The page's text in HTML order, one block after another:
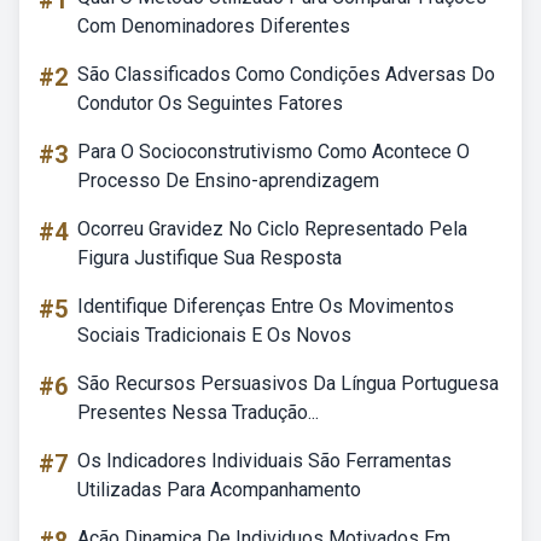
Com Denominadores Diferentes
#2 São Classificados Como Condições Adversas Do
Condutor Os Seguintes Fatores
#3 Para O Socioconstrutivismo Como Acontece O
Processo De Ensino-aprendizagem
#4 Ocorreu Gravidez No Ciclo Representado Pela
Figura Justifique Sua Resposta
#5 Identifique Diferenças Entre Os Movimentos
Sociais Tradicionais E Os Novos
#6 São Recursos Persuasivos Da Língua Portuguesa
Presentes Nessa Tradução...
#7 Os Indicadores Individuais São Ferramentas
Utilizadas Para Acompanhamento